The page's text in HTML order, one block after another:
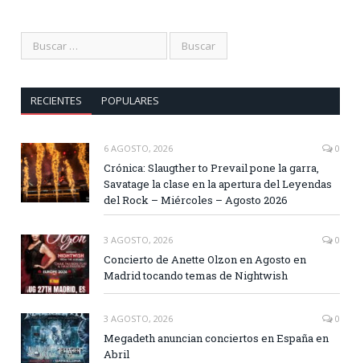
RECIENTES POPULARES
6 AGOSTO, 2026 0
Crónica: Slaugther to Prevail pone la garra,
Savatage la clase en la apertura del Leyendas
del Rock – Miércoles – Agosto 2026
3 AGOSTO, 2026 0
Concierto de Anette Olzon en Agosto en
Madrid tocando temas de Nightwish
3 AGOSTO, 2026 0
Megadeth anuncian conciertos en España en
Abril